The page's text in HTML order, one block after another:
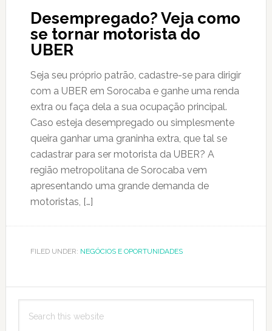
Desempregado? Veja como
se tornar motorista do
UBER
Seja seu próprio patrão, cadastre-se para dirigir
com a UBER em Sorocaba e ganhe uma renda
extra ou faça dela a sua ocupação principal.
Caso esteja desempregado ou simplesmente
queira ganhar uma graninha extra, que tal se
cadastrar para ser motorista da UBER? A
região metropolitana de Sorocaba vem
apresentando uma grande demanda de
motoristas, […]
FILED UNDER: NEGÓCIOS E OPORTUNIDADES
Primary
Sidebar
this